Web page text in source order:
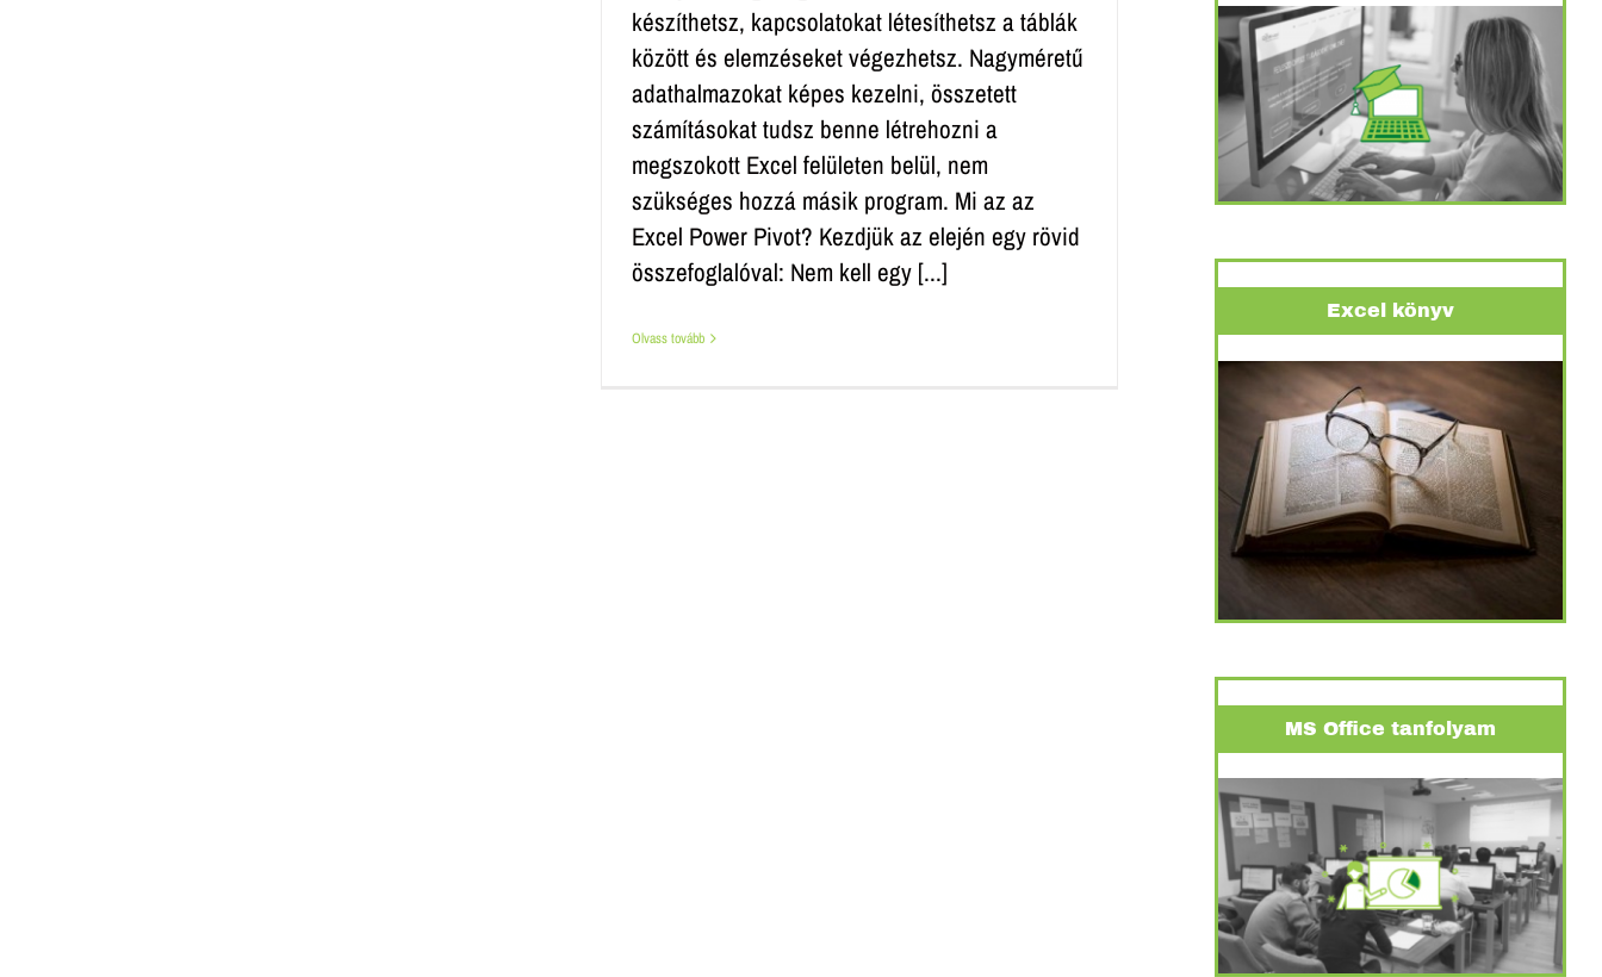
készíthetsz, kapcsolatokat létesíthetsz a táblák
között és elemzéseket végezhetsz. Nagyméretű
adathalmazokat képes kezelni, összetett
számításokat tudsz benne létrehozni a
megszokott Excel felületen belül, nem
szükséges hozzá másik program. Mi az az
Excel Power Pivot? Kezdjük az elején egy rövid
összefoglalóval: Nem kell egy [...]
Olvass tovább
Excel könyv
MS Office tanfolyam